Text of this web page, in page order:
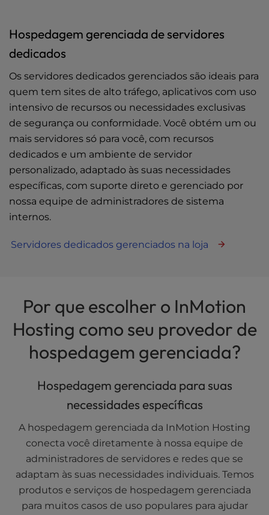
Hospedagem gerenciada de servidores
dedicados
Os servidores dedicados gerenciados são ideais para
quem tem sites de alto tráfego, aplicativos com uso
intensivo de recursos ou necessidades exclusivas
de segurança ou conformidade. Você obtém um ou
mais servidores só para você, com recursos
dedicados e um ambiente de servidor
personalizado, adaptado às suas necessidades
específicas, com suporte direto e gerenciado por
nossa equipe de administradores de sistema
internos.
Servidores dedicados gerenciados na loja
Por que escolher o InMotion
Hosting como seu provedor de
hospedagem gerenciada?
Hospedagem gerenciada para suas
necessidades específicas
A hospedagem gerenciada da InMotion Hosting
conecta você diretamente à nossa equipe de
administradores de servidores e redes que se
adaptam às suas necessidades individuais. Temos
produtos e serviços de hospedagem gerenciada
para muitos casos de uso populares para ajudar